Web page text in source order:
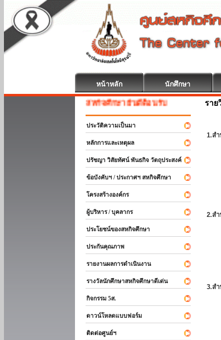
หน้าหลัก นักศึกษา
สหกิจศึกษา ยินดีต้อนรับ
ประวัติความเป็นมา
หลักการและเหตุผล
ปรัชญา วิสัยทัศน์ พันธกิจ วัตถุประสงค์
ข้อบังคับฯ / ประกาศฯ สหกิจศึกษา
โครงสร้างองค์กร
ผู้บริหาร / บุคลากร
ประโยชน์ของสหกิจศึกษา
ประกันคุณภาพ
รายงานผลการดำเนินงาน
รางวัลนักศึกษาสหกิจศึกษาดีเด่น
กิจกรรม 5ส.
ดาวน์โหลดแบบฟอร์ม
ติดต่อศูนย์ฯ
ราย
1.ส
2.ส
3.ส